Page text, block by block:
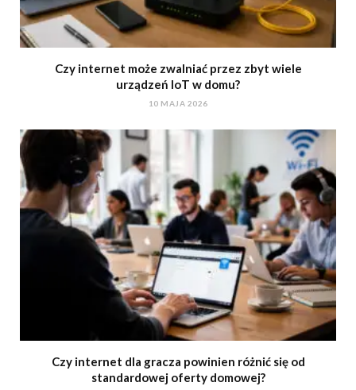
Czy internet może zwalniać przez zbyt wiele
urządzeń IoT w domu?
10 MAJA 2026
Czy internet dla gracza powinien różnić się od
standardowej oferty domowej?